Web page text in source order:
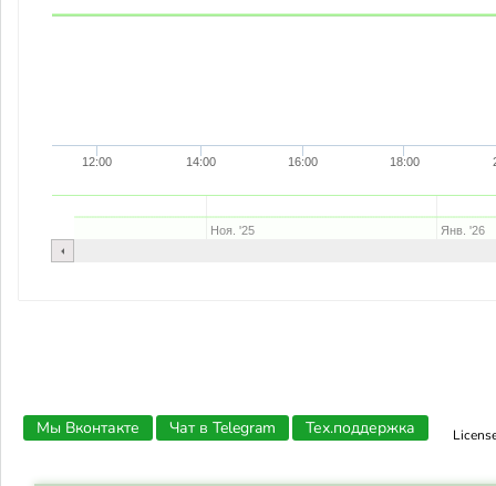
12:00 14:00 16:00 18:00
Ноя. '25 Янв. '26
Мы Вконтакте Чат в Telegram Тех.поддержка